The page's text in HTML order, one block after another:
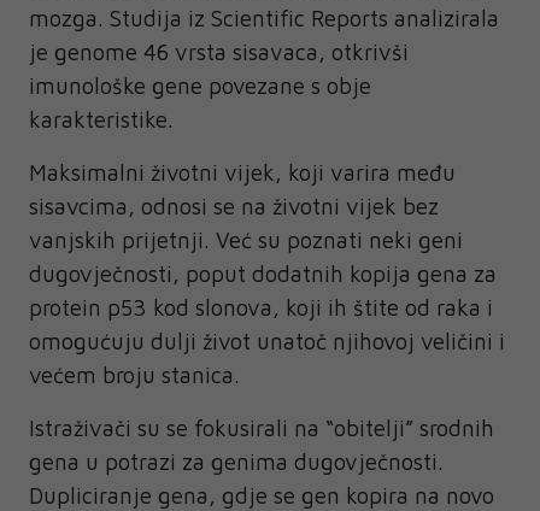
mozga. Studija iz Scientific Reports analizirala
je genome 46 vrsta sisavaca, otkrivši
imunološke gene povezane s obje
karakteristike.
Maksimalni životni vijek, koji varira među
sisavcima, odnosi se na životni vijek bez
vanjskih prijetnji. Već su poznati neki geni
dugovječnosti, poput dodatnih kopija gena za
protein p53 kod slonova, koji ih štite od raka i
omogućuju dulji život unatoč njihovoj veličini i
većem broju stanica.
Istraživači su se fokusirali na “obitelji” srodnih
gena u potrazi za genima dugovječnosti.
Dupliciranje gena, gdje se gen kopira na novo